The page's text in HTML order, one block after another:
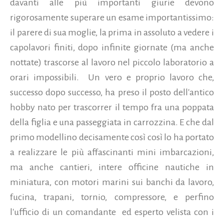
davanti alle più importanti giurie devono
rigorosamente superare un esame importantissimo:
il parere di sua moglie, la prima in assoluto a vedere i
capolavori finiti, dopo infinite giornate (ma anche
nottate) trascorse al lavoro nel piccolo laboratorio a
orari impossibili. Un vero e proprio lavoro che,
successo dopo successo, ha preso il posto dell'antico
hobby nato per trascorrer il tempo fra una poppata
della figlia e una passeggiata in carrozzina. E che dal
primo modellino decisamente così così lo ha portato
a realizzare le più affascinanti mini imbarcazioni,
ma anche cantieri, intere officine nautiche in
miniatura, con motori marini sui banchi da lavoro,
fucina, trapani, tornio, compressore, e perfino
l'ufficio di un comandante ed esperto velista con i